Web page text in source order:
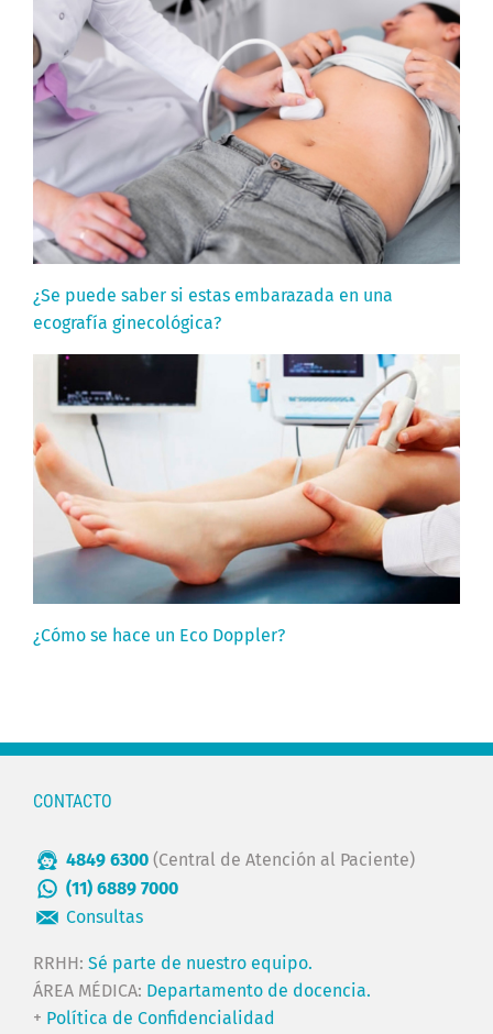
¿Se puede saber si estas embarazada en una
ecografía ginecológica?
¿Cómo se hace un Eco Doppler?
CONTACTO
4849 6300 (Central de Atención al Paciente)
(11) 6889 7000
Consultas
RRHH: Sé parte de nuestro equipo.
ÁREA MÉDICA: Departamento de docencia.
+ Política de Confidencialidad